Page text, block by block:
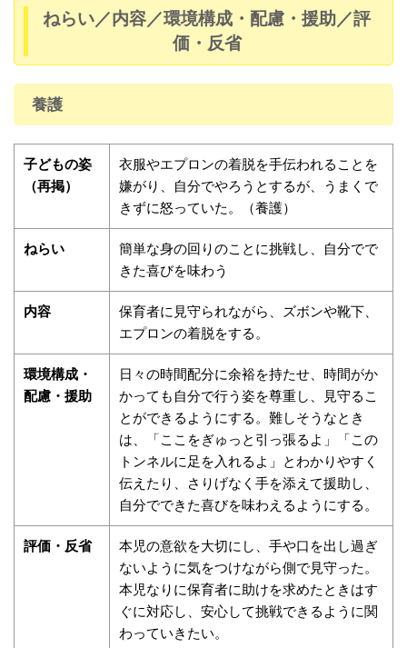
ねらい／内容／環境構成・配慮・援助／評
価・反省
養護
子どもの姿
（再掲）
衣服やエプロンの着脱を手伝われることを
嫌がり、自分でやろうとするが、うまくで
きずに怒っていた。（養護）
ねらい
簡単な身の回りのことに挑戦し、自分でで
きた喜びを味わう
内容
保育者に見守られながら、ズボンや靴下、
エプロンの着脱をする。
環境構成・
配慮・援助
日々の時間配分に余裕を持たせ、時間がか
かっても自分で行う姿を尊重し、見守るこ
とができるようにする。難しそうなとき
は、「ここをぎゅっと引っ張るよ」「この
トンネルに足を入れるよ」とわかりやすく
伝えたり、さりげなく手を添えて援助し、
自分でできた喜びを味わえるようにする。
評価・反省
本児の意欲を大切にし、手や口を出し過ぎ
ないように気をつけながら側で見守った。
本児なりに保育者に助けを求めたときはす
ぐに対応し、安心して挑戦できるように関
わっていきたい。